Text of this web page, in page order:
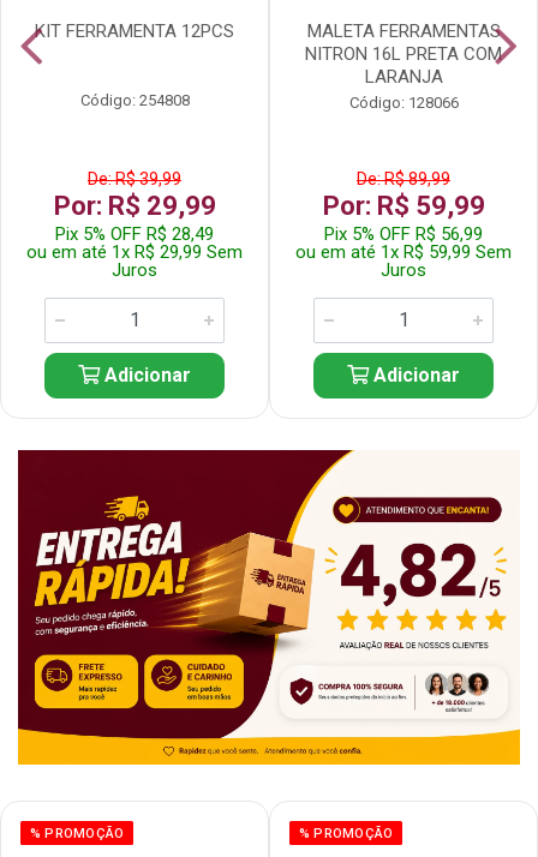
KIT FERRAMENTA 12PCS
Código: 254808
De: R$ 39,99
Por: R$ 29,99
Pix 5% OFF R$ 28,49
ou em até 1x R$ 29,99 Sem
Juros
Adicionar
MALETA FERRAMENTAS
NITRON 16L PRETA COM
LARANJA
Código: 128066
De: R$ 89,99
Por: R$ 59,99
Pix 5% OFF R$ 56,99
ou em até 1x R$ 59,99 Sem
Juros
Adicionar
% PROMOÇÃO % PROMOÇÃO